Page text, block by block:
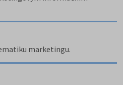
marketingu.